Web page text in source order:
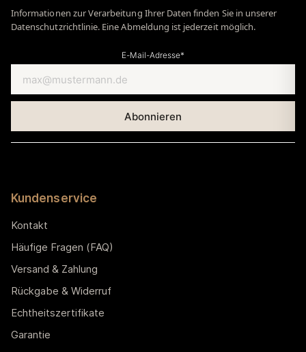
Informationen zur Verarbeitung Ihrer Daten finden Sie in unserer
Datenschutzrichtlinie. Eine Abmeldung ist jederzeit möglich.
E-Mail-Adresse*
Kundenservice
Kontakt
Häufige Fragen (FAQ)
Versand & Zahlung
Rückgabe & Widerruf
Echtheitszertifikate
Garantie